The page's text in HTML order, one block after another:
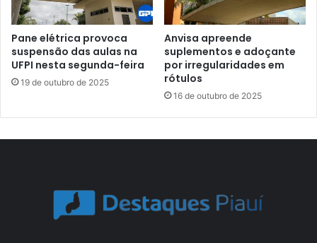
Pane elétrica provoca
suspensão das aulas na
UFPI nesta segunda-feira
19 de outubro de 2025
Anvisa apreende
suplementos e adoçante
por irregularidades em
rótulos
16 de outubro de 2025